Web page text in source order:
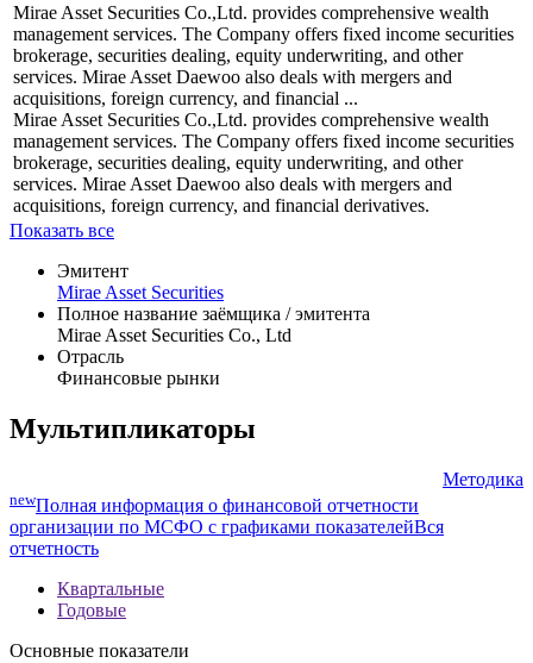
Mirae Asset Securities Co.,Ltd. provides comprehensive wealth
management services. The Company offers fixed income securities
brokerage, securities dealing, equity underwriting, and other
services. Mirae Asset Daewoo also deals with mergers and
acquisitions, foreign currency, and financial ...
Mirae Asset Securities Co.,Ltd. provides comprehensive wealth
management services. The Company offers fixed income securities
brokerage, securities dealing, equity underwriting, and other
services. Mirae Asset Daewoo also deals with mergers and
acquisitions, foreign currency, and financial derivatives.
Показать все
Эмитент
Mirae Asset Securities
Полное название заёмщика / эмитента
Mirae Asset Securities Co., Ltd
Отрасль
Финансовые рынки
Мультипликаторы
Методика
newПолная информация о финансовой отчетности
организации по МСФО с графиками показателейВся
отчетность
Квартальные
Годовые
Основные показатели